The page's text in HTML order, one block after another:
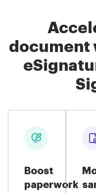
document
Boost
paperwork